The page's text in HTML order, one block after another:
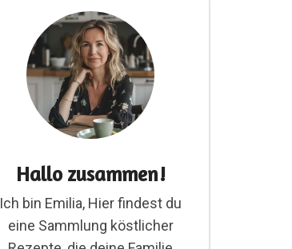
Hallo zusammen!
Ich bin Emilia, Hier findest du
eine Sammlung köstlicher